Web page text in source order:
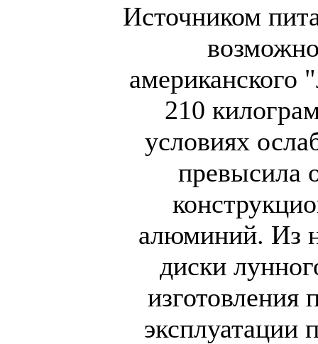
Источником
американского
210
условиях
превысила
алюминий. Из
диски
изготовления
эксплуатации